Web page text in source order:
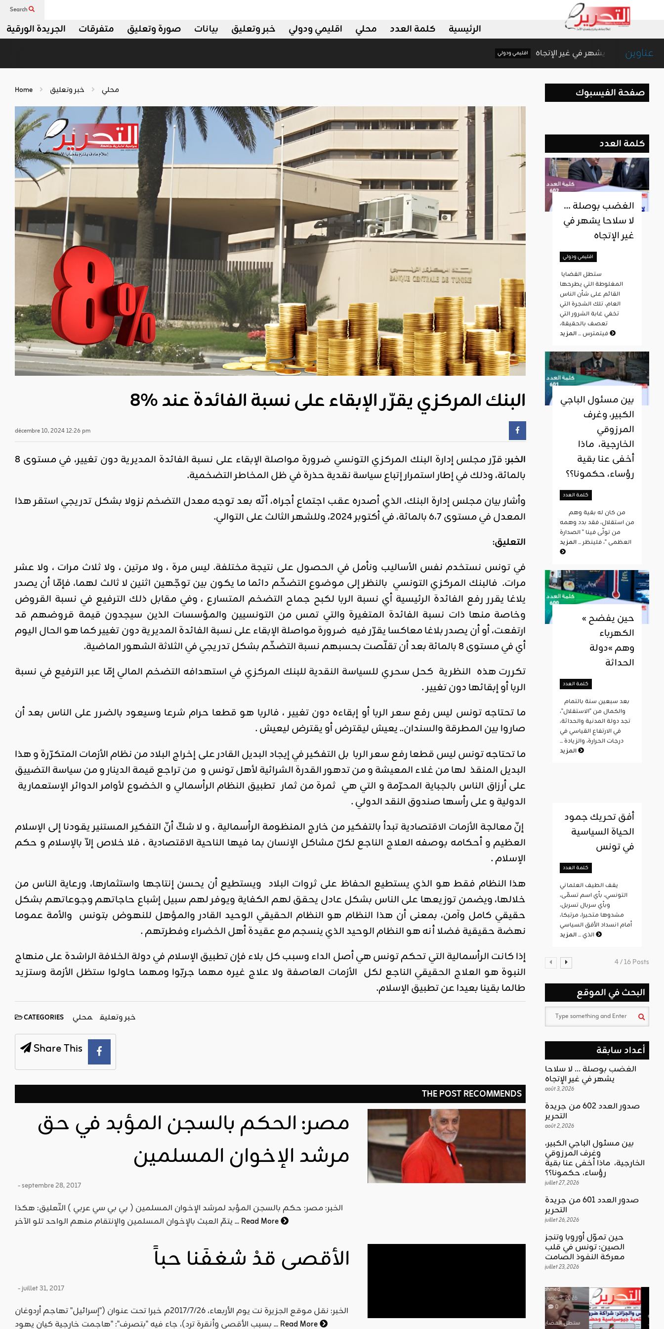
Search
الجريدة الورقية متفرقات صورة وتعليق بيانات خبر وتعليق اقليمي ودولي محلي كلمة العدد الرئيسية
عناوين
الغضب بوصلة … لا سلاحا يشهر في غير الإتجاه
Home محلي خبر وتعليق
البنك المركزي يقرّر الإبقاء على نسبة الفائدة عند %8
décembre 10, 2024 12:26 pm
الخبر
: قرّر مجلس إدارة البنك المركزي التونسي ضرورة مواصلة الإبقاء على نسبة الفائدة المديرية دون تغيير، في مستوى 8
بالمائة، وذلك في إطار استمرار إتباع سياسة نقدية حذرة في ظل المخاطر التضخمية.
وأشار بيان مجلس إدارة البنك، الذي أصدره عقب اجتماع أجراه، أنّه بعد توجه معدل التضخم نزولا بشكل تدريجي استقر هذا
المعدل في مستوى 6،7 بالمائة، في أكتوبر 2024، وللشهر الثالث على التوالي.
التعليق:
في تونس نستخدم نفس الأساليب ونأمل في الحصول على نتيجة مختلفة. ليس مرة ، ولا مرتين ، ولا ثلاث مرات ، ولا عشر
مرات. فالبنك المركزي التونسي بالنظر إلى موضوع التضخّم دائما ما يكون بين توجّهين اثنين لا ثالث لهما، فإمّا أن يصدر
يلاغا يقرر رفع الفائدة الرئيسية أي نسبة الربا لكبح جماح التضخم المتسارع ، وفي مقابل ذلك الترفيع في نسبة القروض
وخاصة منها ذات نسبة الفائدة المتغيرة والتي تمس من التونسيين والمؤسسات الذين سيجدون قيمة قروضهم قد
ارتفعت، أو أن يصدر بلاغا معاكسا يقرّر فيه ضرورة مواصلة الإبقاء على نسبة الفائدة المديرية دون تغيير كما هو الحال اليوم
أي في مستوى 8 بالمائة بعد أن تقلّصت بحسبهم نسبة التضخّم بشكل تدريجي في الثلاثة الشهور الماضية.
تكررت هذه النظرية كحل سحري للسياسة النقدية للبنك المركزي في استهدافه التضخم المالي إمّا عبر الترفيع في نسبة
الربا أو إبقائها دون تغيير .
ما تحتاجه تونس ليس رفع سعر الربا أو إبقاءه دون تغيير ، فالربا هو قطعا حرام شرعا وسيعود بالضرر على الناس بعد أن
صاروا بين المطرقة والسندان.. يعيش ليقترض أو يقترض ليعيش .
ما تحتاجه تونس ليس قطعا رفع سعر الربا بل التفكير في إيجاد البديل القادر على إخراج البلاد من نظام الأزمات المتكرّرة و هذا
البديل المنقذ لها من غلاء المعيشة و من تدهور القدرة الشرائية لأهل تونس و من تراجع قيمة الدينار و من سياسة التضييق
على أرزاق الناس بالجباية المحرّمة و التي هي ثمرة من ثمار تطبيق النظام الرأسمالي و الخضوع لأوامر الدوائر الإستعمارية
الدولية و على رأسها صندوق النقد الدولي .
إنّ معالجة الأزمات الاقتصادية تبدأ بالتفكير من خارج المنظومة الرأسمالية ، و لا شكّ أنّ التفكير المستنير يقودنا إلى الإسلام
العظيم و أحكامه بوصفه العلاج الناجع لكلّ مشاكل الإنسان بما فيها الناحية الاقتصادية ، فلا خلاص إلاّ بالإسلام و حكم
الإسلام .
هذا النظام فقط هو الذي يستطيع الحفاظ على ثروات البلاد ويستطيع أن يحسن إنتاجها واستثمارها، ورعاية الناس من
خلالها، ويضمن توزيعها على الناس بشكل عادل يحقق لهم الكفاية ويوفر لهم سبيل إشباع حاجاتهم وجوعاتهم بشكل
حقيقي كامل وآمن، بمعنى أن هذا النظام هو النظام الحقيقي الوحيد القادر والمؤهل للنهوض بتونس والأمة عموما
نهضة حقيقية فضلا أنه هو النظام الوحيد الذي ينسجم مع عقيدة أهل الخضراء وفطرتهم .
إذا كانت الرأسمالية التي تحكم تونس هي أصل الداء وسبب كل بلاء فإن تطبيق الإسلام في دولة الخلافة الراشدة على منهاج
النبوة هو العلاج الحقيقي الناجع لكل الأزمات العاصفة ولا علاج غيره مهما جربّوا ومهما حاولوا ستظل الأزمة وستزيد
طالما بقينا بعيدا عن تطبيق الإسلام.
CATEGORIES خبر وتعليق محلي
Share This
THE POST RECOMMENDS
مصر: الحكم بالسجن المؤبد في حق
مرشد الإخوان المسلمين
- septembre 28, 2017
الخبر: مصر: حكم بالسجن المؤبد لمرشد الإخوان المسلمين ( بي بي سي عربي ) التّعليق: هكذا
يتمّ العبث بالإخوان المسلمين والإنتقام منهم الواحد تلو الآخر ...Read More
الأقصى قدْ شغفَنا حباً
- juillet 31, 2017
الخبر: نقل موقع الجزيرة نت يوم الأربعاء، 2017/7/26م خبرا تحت عنوان ("إسرائيل" تهاجم أردوغان
بسبب الأقصى وأنقرة ترد)، جاء فيه "بتصرف": "هاجمت خارجية كيان يهود ...Read More
صفحة الفيسبوك
كلمة العدد
الغضب بوصلة …
لا سلاحا يشهر في
غير الإتجاه
اقليمي ودولي
المغلوطة التي يطرحها
القائم على شأن الناس
العام، تلك الشجرة التي
تخفي غابة الشرور التي
تعصف بالحقيقة،
فيتمترس ...المزيد
بين مسئول الباجي
الكبير، وغرف
المرزوقي
الخارجية، ماذا
أخفى عنا بقية
رؤساء، حكمونا؟؟
كلمة العدد
من استقلال، فقد بدد وهمه
من تولّى فينا " الصدارة
العظمى "، فلينظر ...المزيد
« حين يفضح
الكهرباء
وهم »دولة
الحداثة
كلمة العدد
والكمال من "الاستقلال"،
تجد دولة المدنية والحداثة،
في الارتفاع القياسي في
درجات الحرارة، والزيادة ...
المزيد
أفق تحريك جمود
الحياة السياسية
في تونس
كلمة العدد
يقف الطيف العلماني
التونسي، بأي اسم تسمّى،
وبأي سربال تسربل،
مشدوها متحيرا، مرتبكا،
أمام انسداد الأفق السياسي
الذي ...المزيد
4 / 16 Posts
البحث في الموقع
أعداد سابقة
الغضب بوصلة … لا سلاحا
يشهر في غير الإتجاه
août 3, 2026
صدور العدد 602 من جريدة
التحرير
août 2, 2026
بين مسئول الباجي الكبير،
وغرف المرزوقي
الخارجية، ماذا أخفى عنا بقية
رؤساء، حكمونا؟؟
juillet 27, 2026
صدور العدد 601 من جريدة
التحرير
juillet 26, 2026
حين تموّل أوروبا وتنجز
الصين: تونس في قلب
معركة النفوذ الصامت
juillet 23, 2026
اقليمي ودولي
حين تموّل
قلب
2026
لا سلاحا
بين
الباجي
المرزوقي
الخارجية،
ماذا أخفى
رؤساء،
حكمونا؟؟
ahmed
- juillet 27,